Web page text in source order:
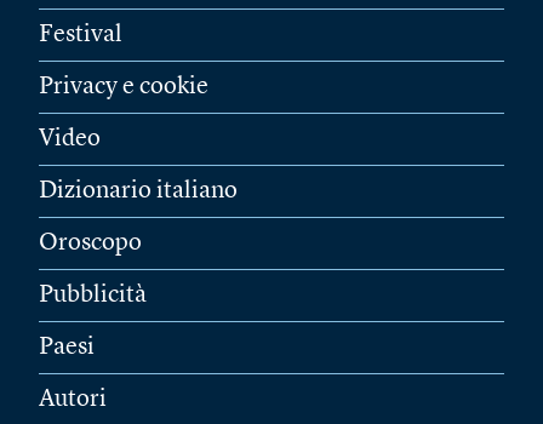
Festival
Privacy e cookie
Video
Dizionario italiano
Oroscopo
Pubblicità
Paesi
Autori